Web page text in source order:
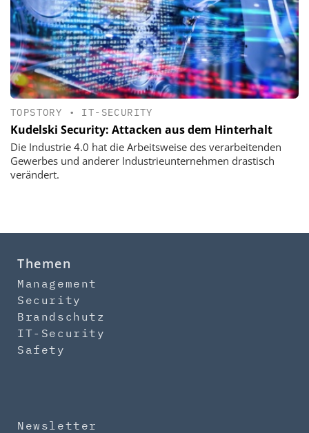
TOPSTORY • IT-SECURITY
Kudelski Security: Attacken aus dem Hinterhalt
Die Industrie 4.0 hat die Arbeitsweise des verarbeitenden
Gewerbes und ­anderer Industrieunternehmen drastisch
verändert.
Themen
Management
Security
Brandschutz
IT-Security
Safety
Newsletter